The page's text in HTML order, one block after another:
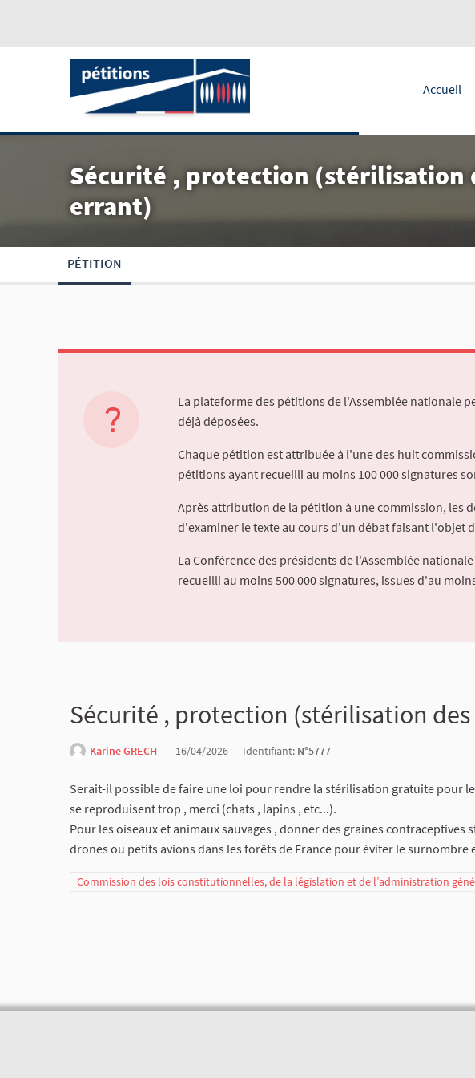
Accueil
Sécurité , protection (stérilisation
errant)
PÉTITION
La plateforme des pétitions de l'Assemblée nationale
déjà déposées.
Chaque pétition est attribuée à l'une des huit
pétitions ayant recueilli au moins 100 000 signatures
Après attribution de la pétition à une commission, les
d'examiner le texte au cours d'un débat faisant
La Conférence des présidents de l'Assemblée
recueilli au moins 500 000 signatures, issues d'au
Sécurité , protection (stérilisation
Karine GRECH 16/04/2026 Identifiant: N°5777
Serait-il possible de faire une loi pour rendre la stérilisation gratuite pour
se reproduisent trop , merci (chats , lapins , etc...).
Pour les oiseaux et animaux sauvages , donner des graines contraceptives
drones ou petits avions dans les forêts de France pour éviter le surnombre
Commission des lois constitutionnelles, de la législation et de l’administration